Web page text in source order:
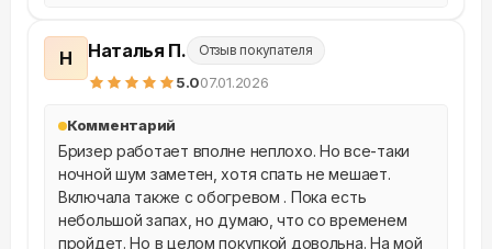
Н Наталья П. Отзыв покупателя
5.007.01.2026
Комментарий
Бризер работает вполне неплохо. Но все-таки
ночной шум заметен, хотя спать не мешает.
Включала также с обогревом . Пока есть
небольшой запах, но думаю, что со временем
пройдет. Но в целом покупкой довольна. На мой